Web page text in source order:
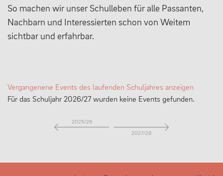
Geschäftsverteilungsplan
Kollegium
Ehemalige
So machen wir unser Schulleben für alle Passanten,
Nachbarn und Interessierten schon von Weitem
sichtbar und erfahrbar.
Vergangenene Events des laufenden Schuljahres anzeigen
Für das Schuljahr 2026/27 wurden keine Events gefunden.
2027/28
2025/26